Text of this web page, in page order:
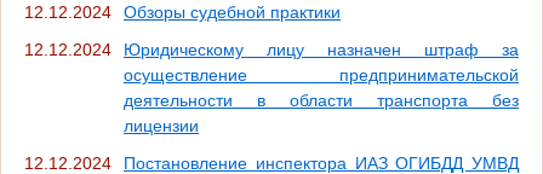
12.12.2024
Обзоры судебной практики
12.12.2024
Юридическому лицу назначен штраф за
осуществление предпринимательской
деятельности в области транспорта без
лицензии
12.12.2024
Постановление инспектора ИАЗ ОГИБДД УМВД